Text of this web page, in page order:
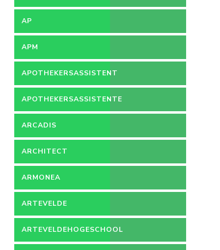
AP
APM
APOTHEKERSASSISTENT
APOTHEKERSASSISTENTE
ARCADIS
ARCHITECT
ARMONEA
ARTEVELDE
ARTEVELDEHOGESCHOOL